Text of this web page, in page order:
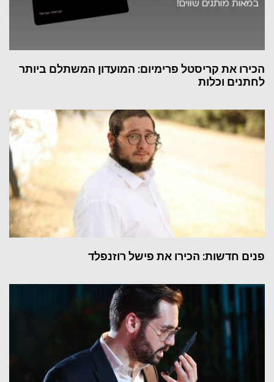
הכירו את קריסטל פרימיום: המועדון המשתלם ביותר
לחתנים וכלות
פנים חדשות: הכירו את פישל רוזנפלד